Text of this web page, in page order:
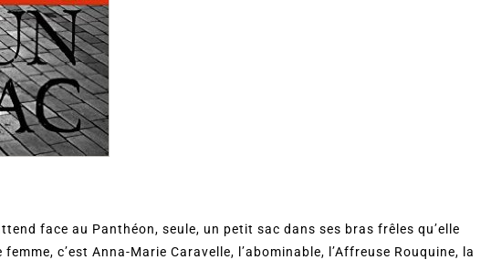
face au Panthéon, seule, un petit sac dans ses bras frêles qu’elle
c’est Anna-Marie Caravelle, l’abominable, l’Affreuse Rouquine, la